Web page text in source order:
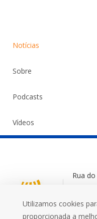
Notícias
Sobre
Podcasts
Vídeos
Rua
Utilizamos cookies
proporcionada a